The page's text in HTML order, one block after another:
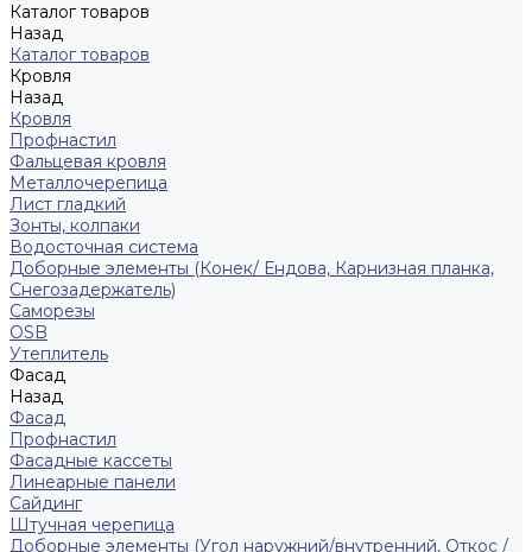
Каталог товаров
Назад
Каталог товаров
Кровля
Назад
Кровля
Профнастил
Фальцевая кровля
Металлочерепица
Лист гладкий
Зонты, колпаки
Водосточная система
Доборные элементы (Конек/ Ендова, Карнизная планка,
Снегозадержатель)
Саморезы
ОSB
Утеплитель
Фасад
Назад
Фасад
Профнастил
Фасадные кассеты
Линеарные панели
Сайдинг
Штучная черепица
Доборные элементы (Угол наружний/внутренний, Откос /